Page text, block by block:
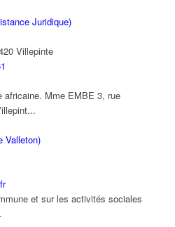
Juridique)
Villepinte
africaine. Mme EMBE 3, rue
Valleton)
et sur les activités sociales